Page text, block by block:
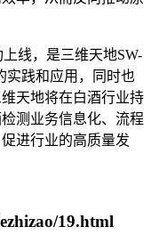
线，是三维天地SW-
实践和应用，同时也
天地将在白酒行业持
测业务信息化、流程
进行业的高质量发
19.html